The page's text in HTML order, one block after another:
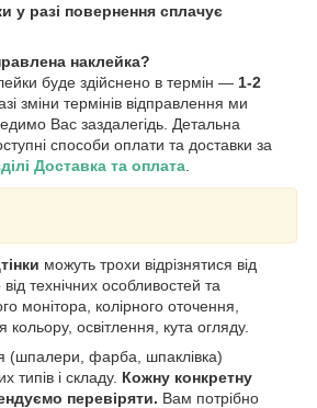
у разі повернення сплачує
наклейка?
буде здійснено в термін — 1-2
зміни термінів відправлення ми
Вас заздалегідь. Детальна
способи оплати та доставки за
Доставка та оплата
можуть трохи відрізнятися від
технічних особливостей та
монітора, колірного оточення,
освітлення, кута огляду.
(шпалери, фарба, шпаклівка)
типів і складу. Кожну конкретну
перевіряти. Вам потрібно